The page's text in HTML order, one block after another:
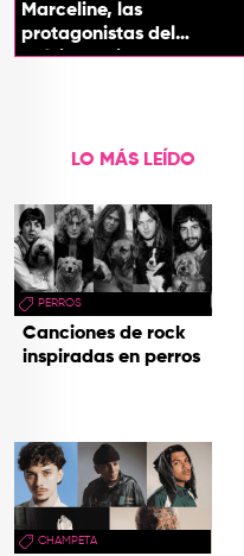
Marceline, las
protagonistas del
próximo spin-off de 'Hora
LO MÁS LEÍDO
PERROS
Canciones de rock
inspiradas en perros
CHAMPETA